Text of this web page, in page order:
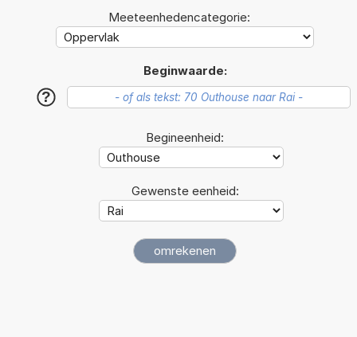
Meeteenhedencategorie:
Beginwaarde:
?
Begineenheid:
Gewenste eenheid: